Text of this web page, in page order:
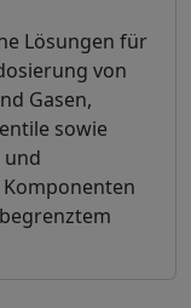
Lösungen für
von
Gasen,
sowie
und